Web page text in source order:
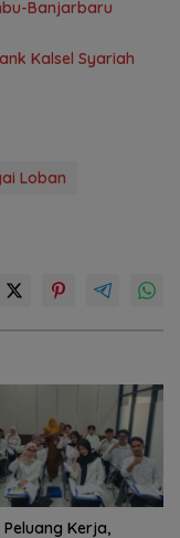
Banjarbaru
Kalsel Syariah
Loban
Peluang Kerja,